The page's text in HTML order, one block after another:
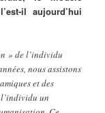
il aujourd’hui
» de l’individu
nous assistons
et des
un